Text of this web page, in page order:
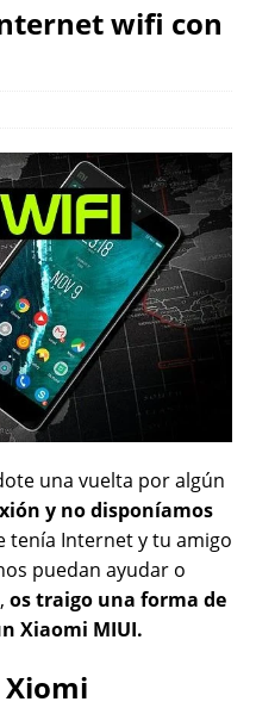
wifi con
una vuelta por algún
y no disponíamos
tenía Internet y tu amigo
puedan ayudar o
os traigo una forma de
Xiaomi MIUI.